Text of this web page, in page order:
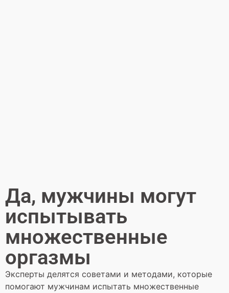
Да, мужчины могут
испытывать
множественные
оргазмы
Эксперты делятся советами и методами, которые
помогают мужчинам испытать множественные